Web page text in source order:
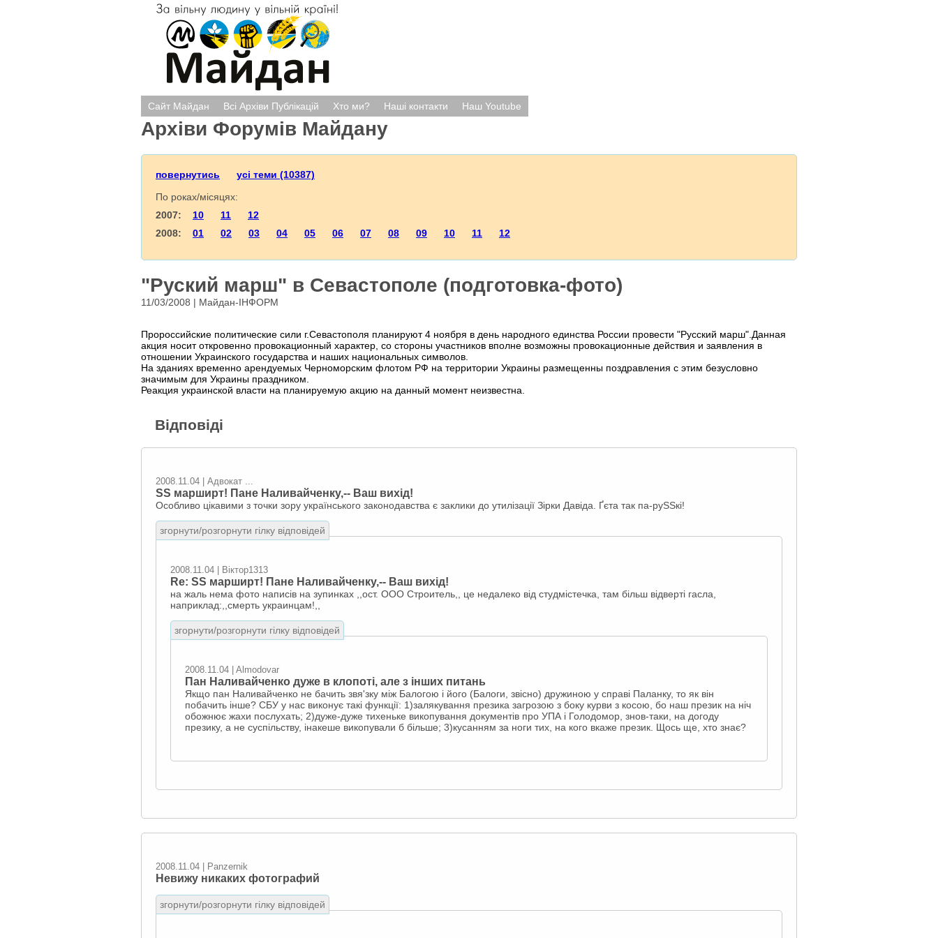
Сайт Майдан Всі Архіви Публікацій Хто ми? Наші контакти Наш Youtube
Архіви Форумів Майдану
повернутись
усі теми (10387)
По роках/місяцях:
2007: 10 11
12
2008: 01 02 03 04 05 06 07 08 09 10 11 12
"Руский марш" в Севастополе (подготовка-фото)
11/03/2008 | Майдан-ІНФОРМ
Пророссийские политические сили г.Севастополя планируют 4 ноября в день народного единства России провести "Русский марш".Данная
акция носит откровенно провокационный характер, со стороны участников вполне возможны провокационные действия и заявления в
отношении Украинского государства и наших национальных символов.
На зданиях временно арендуемых Черноморским флотом РФ на территории Украины размещенны поздравления с этим безусловно
значимым для Украины праздником.
Реакция украинской власти на планируемую акцию на данный момент неизвестна.
Відповіді
2008.11.04 | Адвокат ...
SS марширт! Пане Наливайченку,-- Ваш вихід!
Особливо цікавими з точки зору українського законодавства є заклики до утилізації Зірки Давіда. Ґєта так па-руSSкі!
згорнути/розгорнути гілку відповідей
2008.11.04 | Віктор1313
Re: SS марширт! Пане Наливайченку,-- Ваш вихід!
на жаль нема фото написів на зупинках ,,ост. ООО Строитель,, це недалеко від студмістечка, там більш відверті гасла,
наприклад:,,смерть украинцам!,,
згорнути/розгорнути гілку відповідей
2008.11.04 | Almodovar
Пан Наливайченко дуже в клопоті, але з інших питань
Якщо пан Наливайченко не бачить звя'зку між Балогою і його (Балоги, звісно) дружиною у справі Паланку, то як він
побачить інше? СБУ у нас виконує такі функції: 1)залякування презика загрозою з боку курви з косою, бо наш презик на ніч
обожнює жахи послухать; 2)дуже-дуже тихеньке викопування документів про УПА і Голодомор, знов-таки, на догоду
презику, а не суспільству, інакеше викопували б більше; 3)кусанням за ноги тих, на кого вкаже презик. Щось ще, хто знає?
2008.11.04 | Panzernik
Невижу никаких фотографий
згорнути/розгорнути гілку відповідей